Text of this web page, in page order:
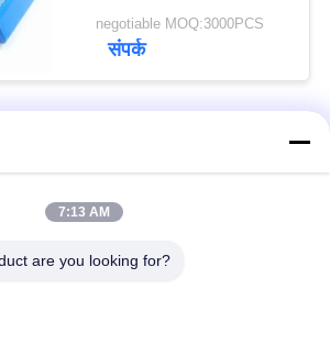
11.1V 1500mAh
negotiable MOQ:3000PCS
संपर्क
7:13 AM
are you looking for?